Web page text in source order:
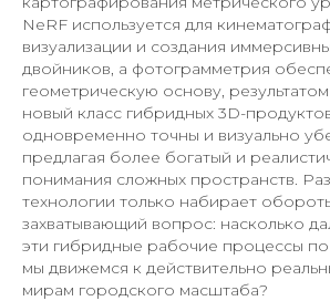
NeRF используется для
визуализации и создания
двойников, а фотограмметрия
геометрическую основу,
новый класс гибридных 3D-
одновременно точны и визуально
предлагая более богатый и
понимания сложных пространств.
технологии только набирает
захватывающий вопрос: насколько
эти гибридные рабочие процессы по
мы движемся к действительно
мирам городского масштаба?